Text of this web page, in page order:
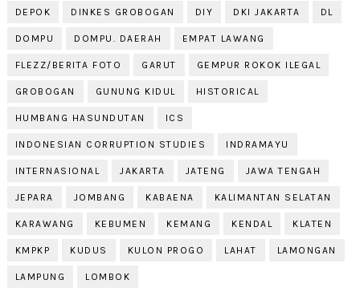
DEPOK DINKES GROBOGAN DIY DKI JAKARTA DL
DOMPU DOMPU. DAERAH EMPAT LAWANG
FLEZZ/BERITA FOTO GARUT GEMPUR ROKOK ILEGAL
GROBOGAN GUNUNG KIDUL HISTORICAL
HUMBANG HASUNDUTAN ICS
INDONESIAN CORRUPTION STUDIES INDRAMAYU
INTERNASIONAL JAKARTA JATENG JAWA TENGAH
JEPARA JOMBANG KABAENA KALIMANTAN SELATAN
KARAWANG KEBUMEN KEMANG KENDAL KLATEN
KMPKP KUDUS KULON PROGO LAHAT LAMONGAN
LAMPUNG LOMBOK